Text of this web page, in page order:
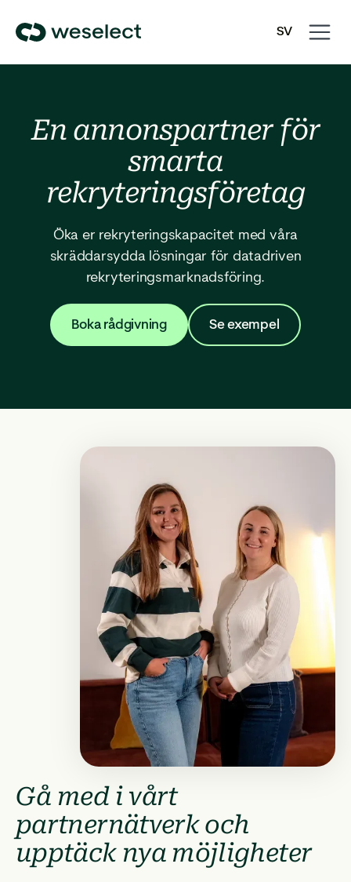
Select
EN
SV
Open
Close
En annonspartner för
smarta
rekryteringsföretag
Öka er rekryteringskapacitet med våra
skräddarsydda lösningar för datadriven
rekryteringsmarknadsföring.
Boka rådgivning Se exempel
Gå med i vårt
partnernätverk och
upptäck nya möjligheter